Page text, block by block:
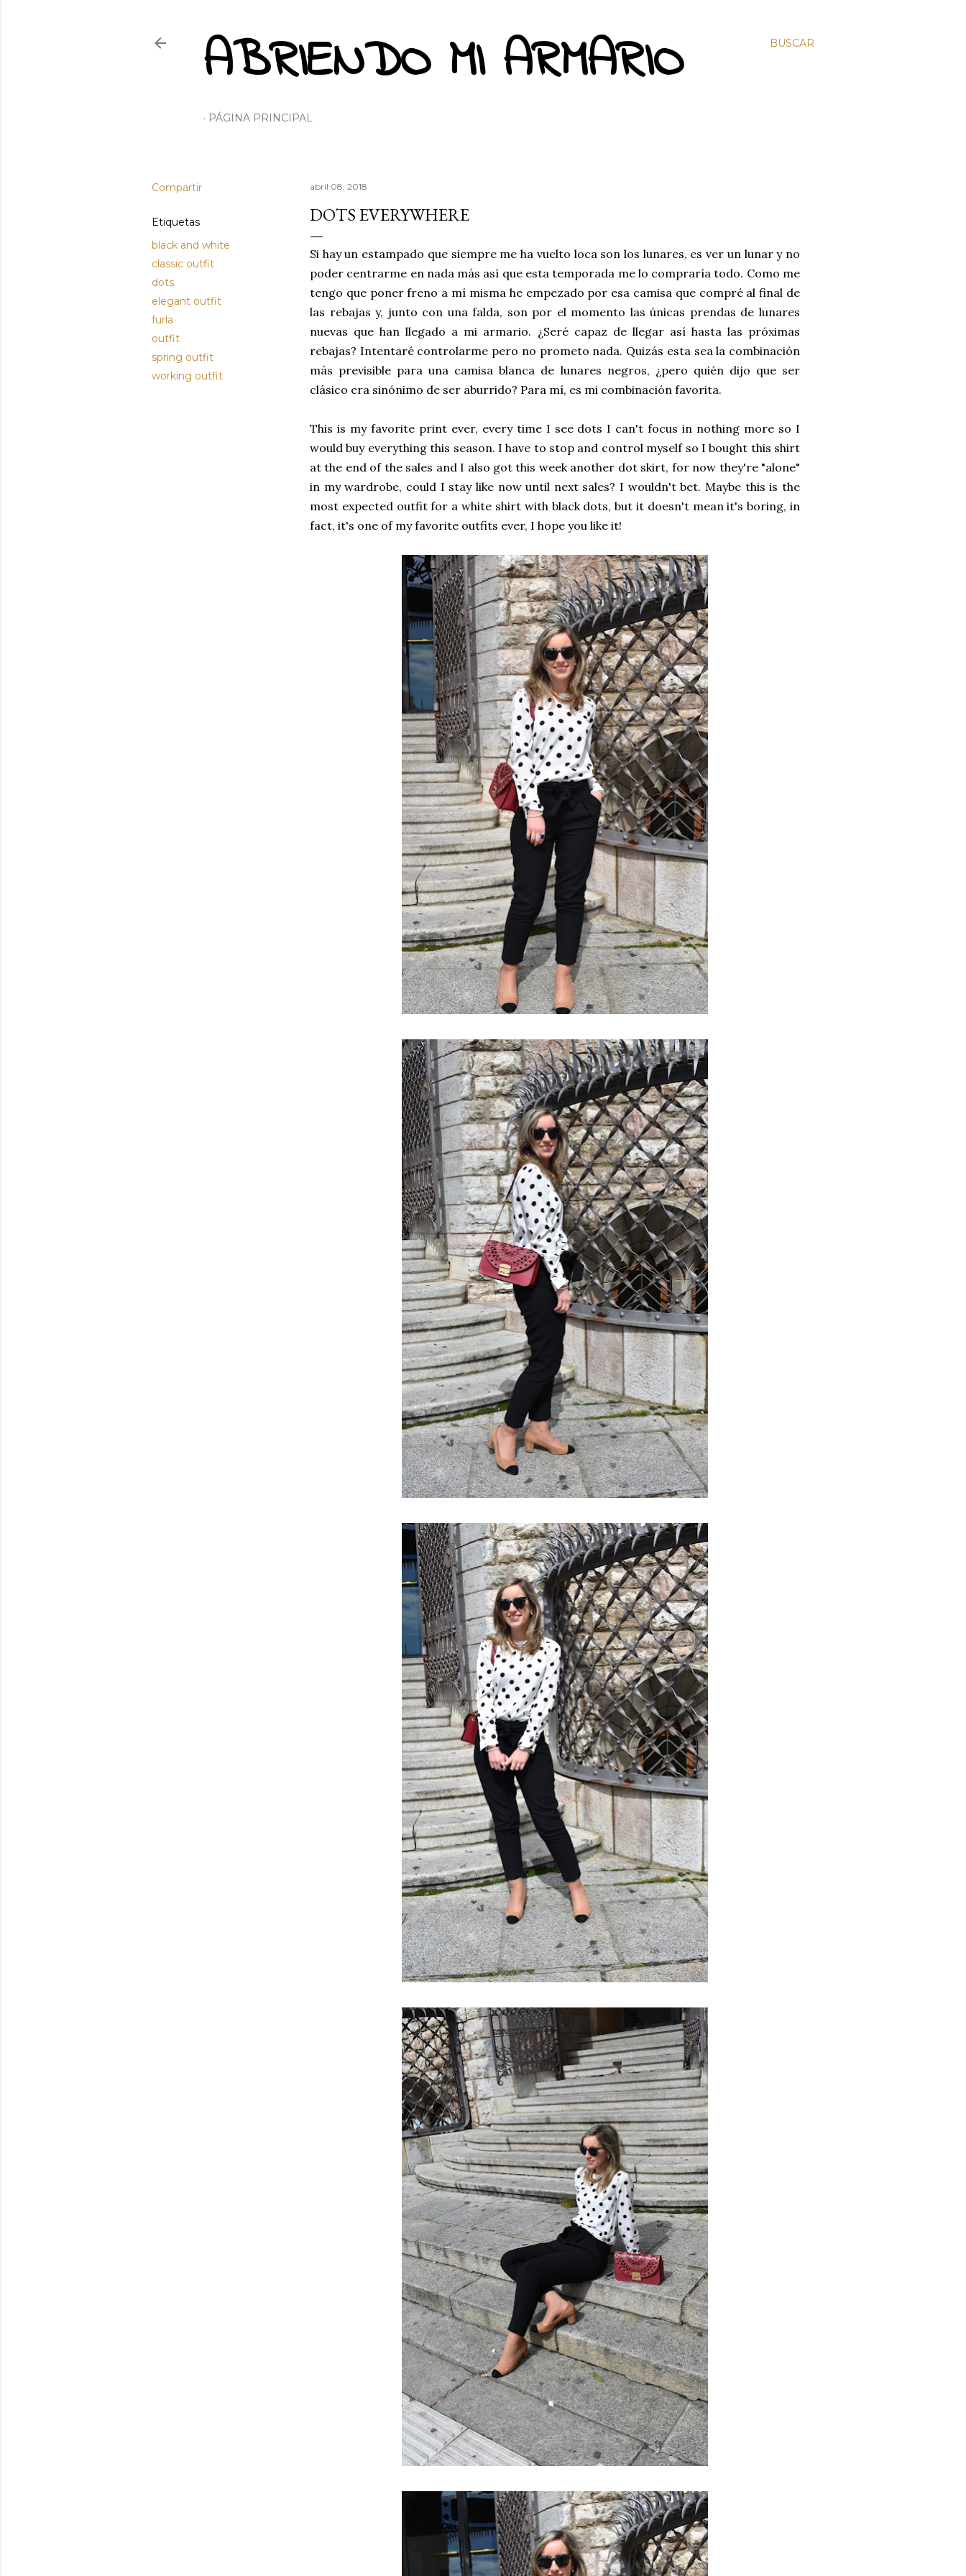
BUSCAR
ABRIENDO MI ARMARIO
PÁGINA PRINCIPAL
Compartir
Etiquetas
black and white
classic outfit
dots
elegant outfit
furla
outfit
spring outfit
working outfit
abril 08, 2018
DOTS EVERYWHERE
Si hay un estampado que siempre me ha vuelto loca son los lunares, es ver un lunar y no
poder centrarme en nada más así que esta temporada me lo compraría todo. Como me
tengo que poner freno a mí misma he empezado por esa camisa que compré al final de
las rebajas y, junto con una falda, son por el momento las únicas prendas de lunares
nuevas que han llegado a mi armario. ¿Seré capaz de llegar así hasta las próximas
rebajas? Intentaré controlarme pero no prometo nada. Quizás esta sea la combinación
más previsible para una camisa blanca de lunares negros, ¿pero quién dijo que ser
clásico era sinónimo de ser aburrido? Para mí, es mi combinación favorita.
This is my favorite print ever, every time I see dots I can't focus in nothing more so I
would buy everything this season. I have to stop and control myself so I bought this shirt
at the end of the sales and I also got this week another dot skirt, for now they're "alone"
in my wardrobe, could I stay like now until next sales? I wouldn't bet. Maybe this is the
most expected outfit for a white shirt with black dots, but it doesn't mean it's boring, in
fact, it's one of my favorite outfits ever, I hope you like it!